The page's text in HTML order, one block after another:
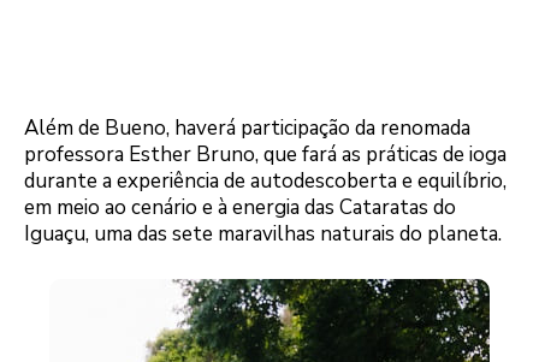
Além de Bueno, haverá participação da renomada
professora Esther Bruno, que fará as práticas de ioga
durante a experiência de autodescoberta e equilíbrio,
em meio ao cenário e à energia das Cataratas do
Iguaçu, uma das sete maravilhas naturais do planeta.